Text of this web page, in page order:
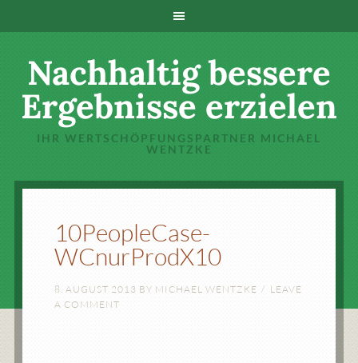
Nachhaltig bessere
Ergebnisse erzielen
IHR WERTSCHÖPFUNGSPARTNER MICHAEL
WENTZKE
10PeopleCase-
WCnurProdX10
8. AUGUST 2013 BY MICHAEL WENTZKE
LEAVE
A COMMENT